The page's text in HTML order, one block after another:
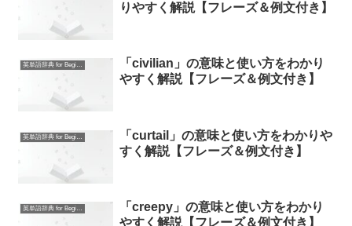
りやすく解説【フレーズ＆例文付き】
英単語辞典 for Beginners
「civilian」の意味と使い方をわかり
やすく解説【フレーズ＆例文付き】
英単語辞典 for Beginners
「curtail」の意味と使い方をわかりや
すく解説【フレーズ＆例文付き】
英単語辞典 for Beginners
「creepy」の意味と使い方をわかり
やすく解説【フレーズ＆例文付き】